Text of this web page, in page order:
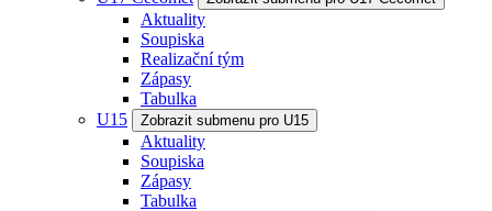
Aktuality
Soupiska
Realizační tým
Zápasy
Tabulka
U15
Zobrazit submenu pro U15
Aktuality
Soupiska
Zápasy
Tabulka